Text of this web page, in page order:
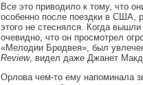
Все это приводило к тому, что
особенно после поездки в США,
этого не стеснялся. Когда
очевидно, что он просмотрел
«Мелодии Бродвея», был
Review, видел даже Джанет
Орлова чем-то ему напоминала